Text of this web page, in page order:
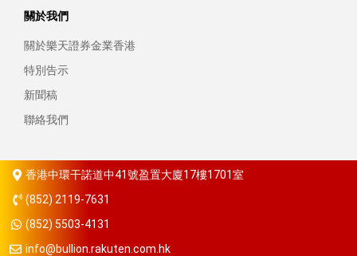
關於我們
關於樂天證券金業香港
特別告示
新聞稿
聯絡我們
香港中環干諾道中41號盈置大廈17樓1701室
(852) 2119-7631
(852) 5503-4131
info@bullion.rakuten.com.hk